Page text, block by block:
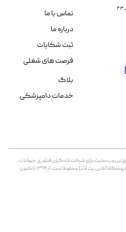
اين وب‌سايت برای شرکت آبادگران فناوری حیوانات
آنلاین پت آباد) محفوظ است. از ۱۳۹۹ تا کنون.
تماس با ما
درباره ما
ثبت شکایات
فرصت های شغلی
بلاگ
خدمات دامپزشکی